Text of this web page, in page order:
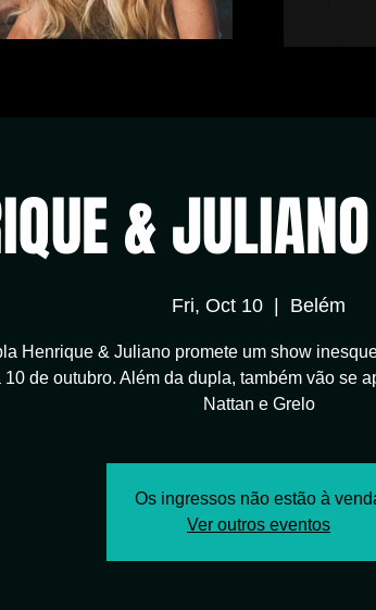
&
Fri, Oct 10 Belém
Henrique & Juliano promete um show
10 de outubro. Além da dupla, também vão se
Nattan e Grelo
Os ingressos não estão à
Ver outros eventos